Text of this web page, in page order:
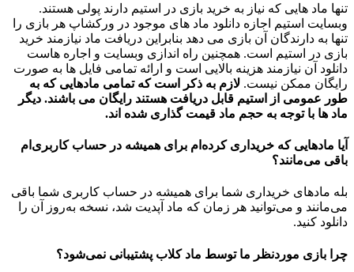
تنها ماد هایی که نیاز به خرید بازی در استیم دارند پولی هستند.
وبسایت استیم اجازه دانلود ماد های موجود در ورکشاپ هر بازی را
تنها به دارندگان آن بازی می دهد بنابراین دریافت ماد نیازمند خرید
بازی در استیم است. همچنین راه اندازی وبسایت و اجاره هاست
دانلود آن نیازمند هزینه بالایی است و ارائه تمامی فایل ها به صورت
رایگان ممکن نیست. لازم به ذکر است که تمامی مادهایی که به
طور عمومی از استیم قابل دریافت هستند رایگان می باشند. دیگر
ماد ها با توجه به حجم ماد قیمت گذاری شده اند.
آیا مادهایی که خریداری کرده‌ام برای همیشه در حساب‌ کاربری‌ام
باقی می‌مانند؟
بله مادهای خریداری شما برای همیشه در حساب کاربری شما باقی
می‌مانند و می‌توانید هر زمان که ماد آپدیت شد، نسخه به‌روز آن را
دانلود کنید.
چرا بازی موردنظر ما توسط ماد کلاب پشتیبانی نمی‌شود؟